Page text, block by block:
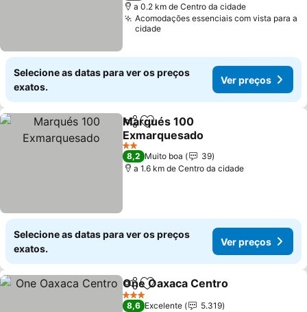
a 0.2 km de Centro da cidade
Acomodações essenciais com vista para a
cidade
Selecione as datas para ver os preços
exatos.
Ver preços
PartilharAdicionar aos favoritos
Marqués 100
Exmarquesado
2 Estrelas
8,2 Muito boa
39
a 1.6 km de Centro da cidade
Selecione as datas para ver os preços
exatos.
Ver preços
PartilharAdicionar aos favoritos
One Oaxaca Centro
3 Estrelas
8,6 Excelente
5.319